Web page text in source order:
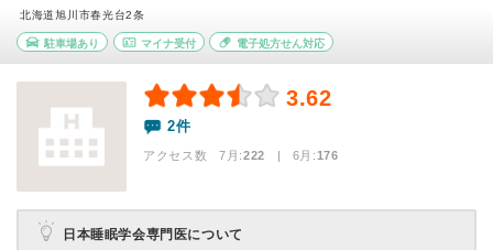
北海道旭川市春光台2条
駐車場あり マイナ受付 電子処方せん対応
3.62
2件
アクセス数 7月:222 | 6月:176
日本睡眠学会専門医について